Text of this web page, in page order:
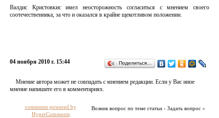
Валдис Кристовкис имел неосторожность согласиться с мнением своего
соотечественника, за что и оказался в крайне щекотливом положении.
04 ноября 2010 г. 15:44 Поделиться…
Мнение автора может не совпадать с мнением редакции. Если у Вас иное
мнение напишите его в комментариях.
Возник вопрос по теме статьи - Задать вопрос »
comments powered by
HyperComments